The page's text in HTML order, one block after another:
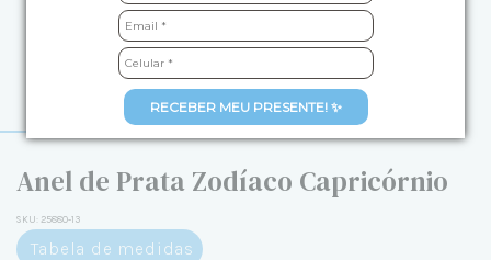
RECEBER MEU PRESENTE! ✨
Anel de Prata Zodíaco Capricórnio
SKU: 25880-13
Tabela de medidas